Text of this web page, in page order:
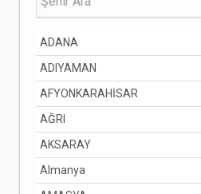
ADANA
ADIYAMAN
AFYONKARAHİSAR
AĞRI
AKSARAY
Almanya